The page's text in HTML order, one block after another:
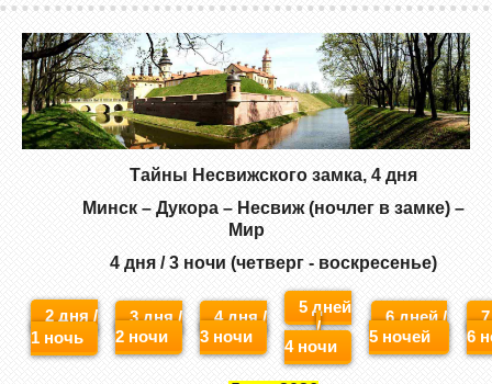
Тайны Несвижского замка, 4 дня
Минск – Дукора – Несвиж (ночлег в замке) –
Мир
4 дня / 3 ночи (четверг - воскресенье)
2 дня /
1 ночь
3 дня /
2 ночи
4 дня /
3 ночи
5 дней
/
4 ночи
6 дней /
5 ночей
6